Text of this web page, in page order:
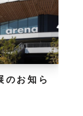
お知ら